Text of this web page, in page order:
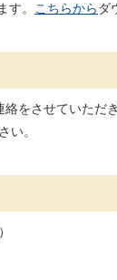
。 こちらから ダ
をさせていただき
い。